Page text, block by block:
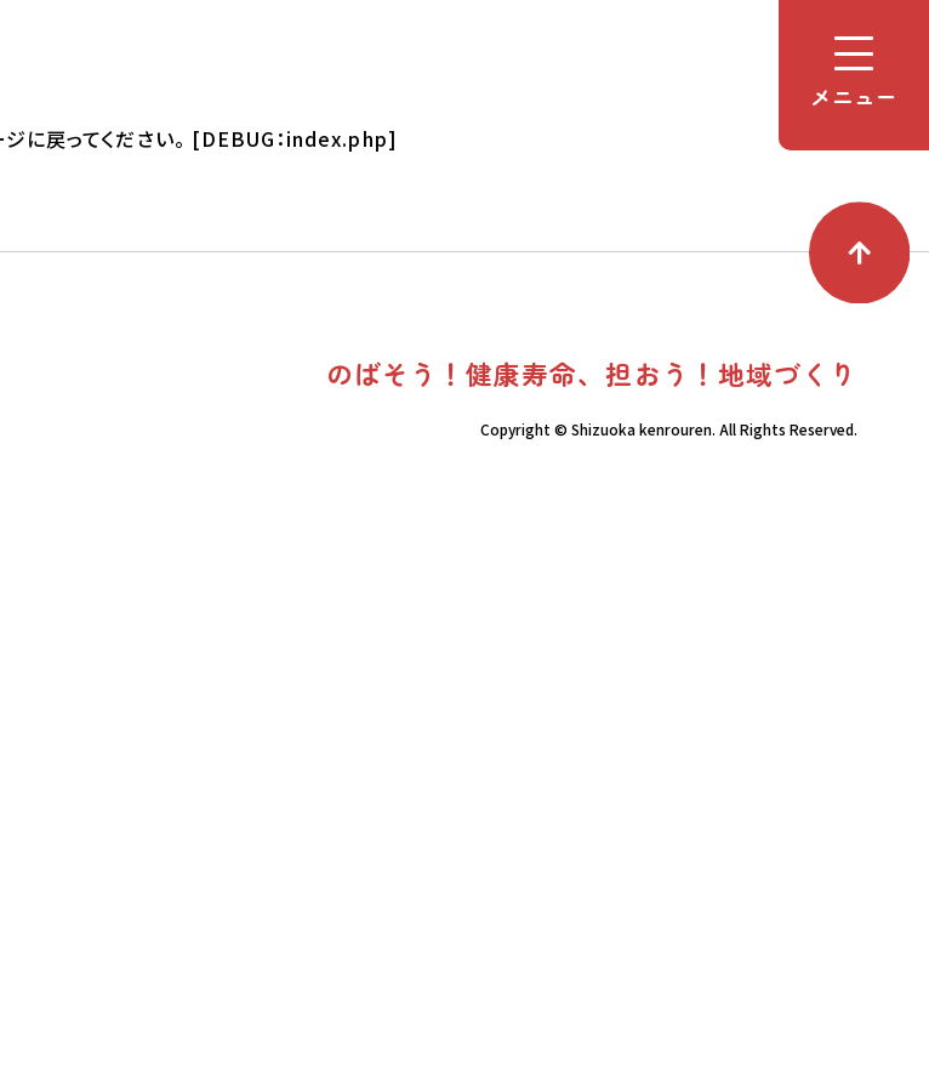
メニュー
ジに戻ってください。 [DEBUG：index.php]
のばそう！健康寿命、担おう！地域づくり
Copyright © Shizuoka kenrouren. All Rights Reserved.